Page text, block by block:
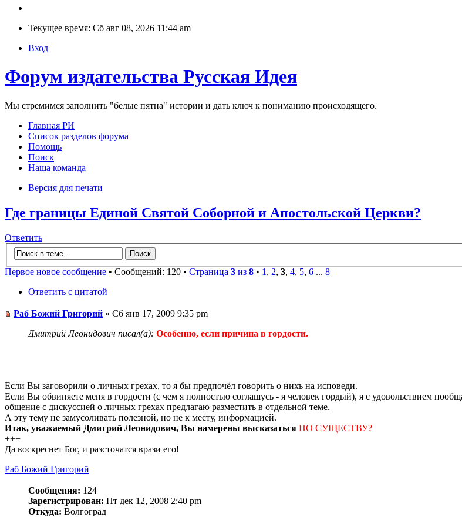
Текущее время: Сб авг 08, 2026 11:44 am
Вход
Форум издательства Русская Идея
Мы стремимся заполнить "белые пятна" истории и дать ключ к пониманию происходящего.
Главная РИ
Список разделов форума
Помощь
Поиск
Наша команда
Версия для печати
Где границы Единой Святой Соборной и Апостольской Церкви?
Ответить
Первое новое сообщение • Сообщений: 120 • Страница 3 из 8 • 1 , 2, 3, 4, 5, 6 ... 8
Ответить с цитатой
Раб Божий Григорий » Сб янв 17, 2009 9:35 pm
Дмитрий Леонидович писал(а): Особенно, если причина в гордости.
Если Вы заговорили о личных грехах, то я бы предпочёл говорить о нихъ на исповеди.
Если Вы обвиняете меня в гордости (с чем я полностью соглашусь - я человек гордый), я с удовольствием
общение с дискуссией о личных грехах предлагаю разместить в отдельной теме.
А эту тему не замусоливать полезной, но не к месту, информацией.
Итак, уважаемый Дмитрий Леонидович, Вы намерены высказаться ПО СУЩЕСТВУ?
+++
Да воскреснет Бог, и разсточатся врази его!
Раб Божий Григорий
Сообщения: 124
Зарегистрирован: Пт дек 12, 2008 2:40 pm
Откуда: Волгоград